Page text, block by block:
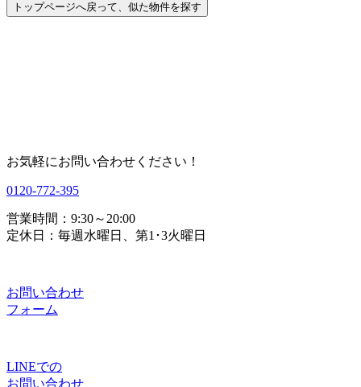
お気軽にお問い合わせください！
0120-772-395
営業時間：9:30～20:00
定休日：毎週水曜日、第1･3火曜日
お問い合わせ
フォーム
LINEでの
お問い合わせ